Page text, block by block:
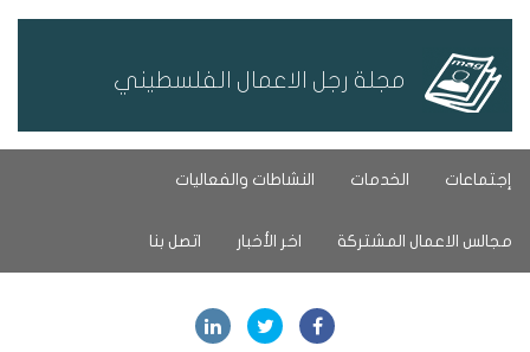
مجلة رجل الاعمال الفلسطيني
إجتماعات الخدمات النشاطات والفعاليات
مجالس الاعمال المشتركة اخر الأخبار اتصل بنا